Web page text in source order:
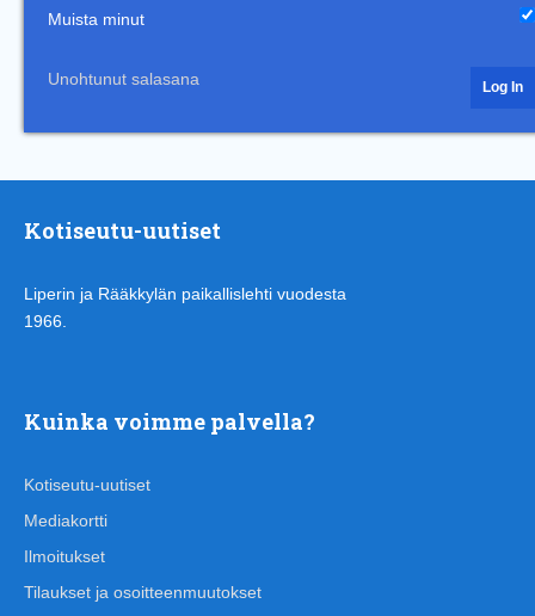
Muista minut
Unohtunut salasana
Kotiseutu-uutiset
Liperin ja Rääkkylän paikallislehti vuodesta
1966.
Kuinka voimme palvella?
Kotiseutu-uutiset
Mediakortti
Ilmoitukset
Tilaukset ja osoitteenmuutokset